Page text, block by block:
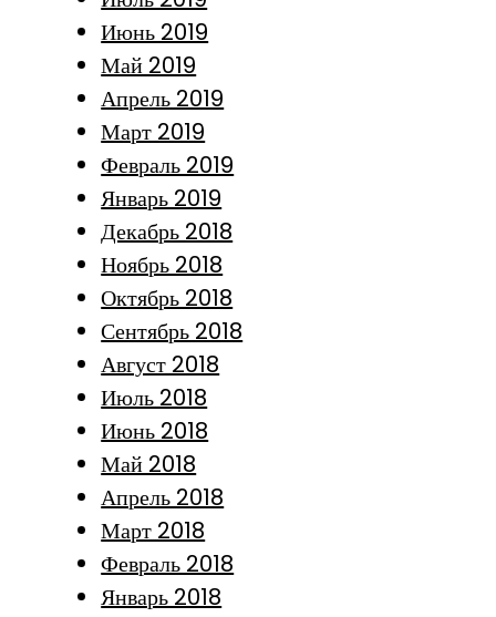
Июнь 2019
Май 2019
Апрель 2019
Март 2019
Февраль 2019
Январь 2019
Декабрь 2018
Ноябрь 2018
Октябрь 2018
Сентябрь 2018
Август 2018
Июль 2018
Июнь 2018
Май 2018
Апрель 2018
Март 2018
Февраль 2018
Январь 2018